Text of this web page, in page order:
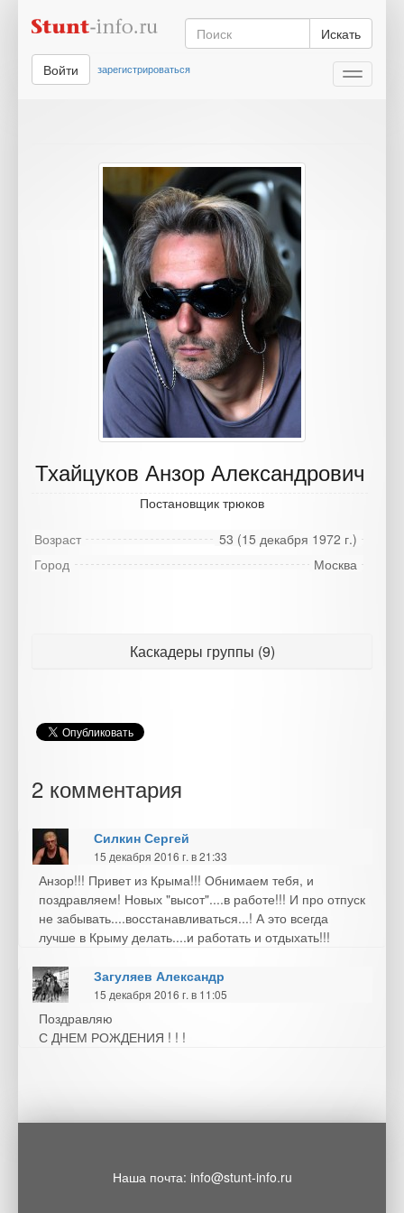
Искать
Toggle
Войти зарегистрироваться
Тхайцуков Анзор Александрович
Постановщик трюков
53 (15 декабря 1972 г.)
Возраст
Москва
Город
Каскадеры группы (9)
2 комментария
Силкин Сергей
15 декабря 2016 г. в 21:33
Анзор!!! Привет из Крыма!!! Обнимаем тебя, и
поздравляем! Новых "высот"....в работе!!! И про отпуск
не забывать....восстанавливаться...! А это всегда
лучше в Крыму делать....и работать и отдыхать!!!
Загуляев Александр
15 декабря 2016 г. в 11:05
Поздравляю
С ДНЕМ РОЖДЕНИЯ ! ! !
Наша почта: info@stunt-info.ru